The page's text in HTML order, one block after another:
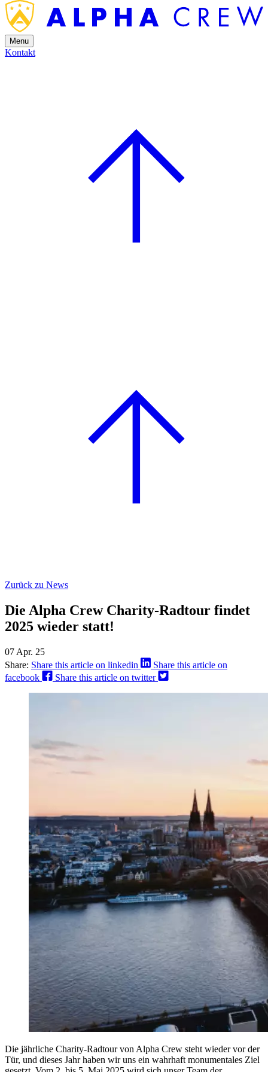
Menu
Kontakt
Zurück zu News
Die Alpha Crew Charity-Radtour findet
2025 wieder statt!
07 Apr. 25
Share: Share this article on linkedin
Share this article on
facebook
Share this article on twitter
Die jährliche Charity-Radtour von Alpha Crew steht wieder vor der
Tür, und dieses Jahr haben wir uns ein wahrhaft monumentales Ziel